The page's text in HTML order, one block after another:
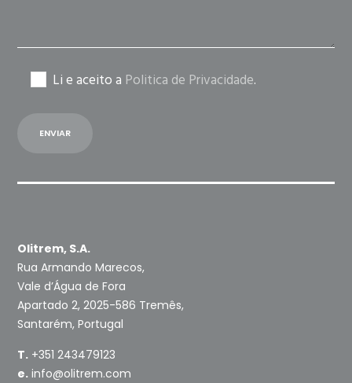
Li e aceito a Politica de Privacidade.
Olitrem, S.A.
Rua Armando Marecos,
Vale d’Água de Fora
Apartado 2, 2025-586 Tremês,
Santarém, Portugal
T. +351 243479123
e. info@olitrem.com